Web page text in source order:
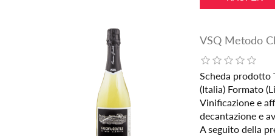
VSQ Metodo
Scheda prodotto
(Italia) Formato
Vinificazione e
decantazione e
A seguito della